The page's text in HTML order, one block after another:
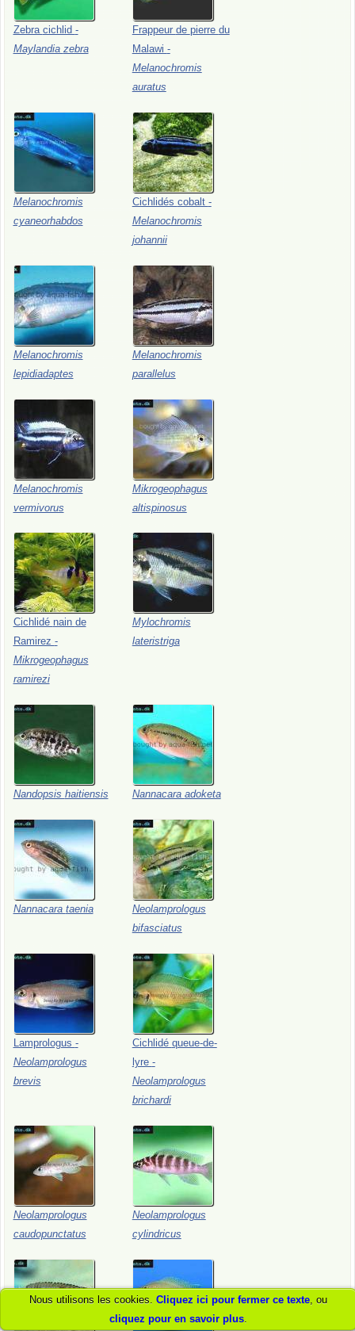
Zebra cichlid -
Maylandia zebra
Frappeur de pierre du
Malawi -
Melanochromis
auratus
Melanochromis
cyaneorhabdos
Cichlidés cobalt -
Melanochromis
johannii
Melanochromis
lepidiadaptes
Melanochromis
parallelus
Melanochromis
vermivorus
Mikrogeophagus
altispinosus
Cichlidé nain de
Ramirez -
Mikrogeophagus
ramirezi
Mylochromis
lateristriga
Nandopsis haitiensis Nannacara adoketa
Nannacara taenia
Neolamprologus
bifasciatus
Lamprologus -
Neolamprologus
brevis
Cichlidé queue-de-
lyre -
Neolamprologus
brichardi
Neolamprologus
caudopunctatus
Neolamprologus
cylindricus
Nous utilisons les cookies. Cliquez ici pour fermer ce texte , ou
cliquez pour en savoir plus